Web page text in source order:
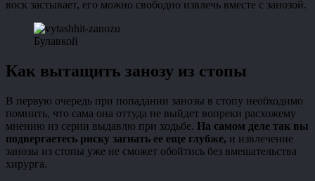
воск застывает, его можно свободно извлечь вместе с занозой.
Булавкой
Как вытащить занозу из стопы
В первую очередь при попадании занозы в стопу необходимо
помнить, что сама она оттуда не выйдет вопреки расхожему
мнению из серии выдавлю при ходьбе. На самом деле так вы
подвергаетесь риску загнать ее еще глубже, и извлечение
занозы из стопы уже не сможет обойтись без вмешательства
хирурга.